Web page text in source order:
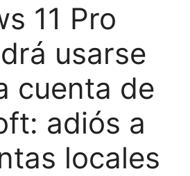
11 Pro
usarse
cuenta de
adiós a
locales